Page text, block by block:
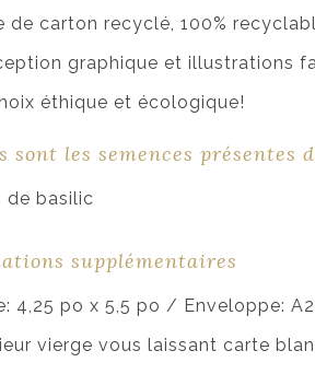
de carton recyclé, 100%
graphique et illustrations
éthique et écologique!
sont les semences présentes
de basilic
supplémentaires
4,25 po x 5,5 po / Enveloppe:
vierge vous laissant carte